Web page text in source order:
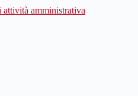
attività amministrativa